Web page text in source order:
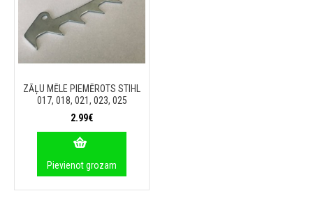
ZĀĻU MĒLE PIEMĒROTS STIHL
017, 018, 021, 023, 025
2.99€
Pievienot grozam